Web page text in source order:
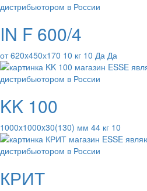
IN F 600/4
от 620x450х170 10 кг 10 Да Да
KK 100
1000x1000x30(130) мм 44 кг 10
КРИТ